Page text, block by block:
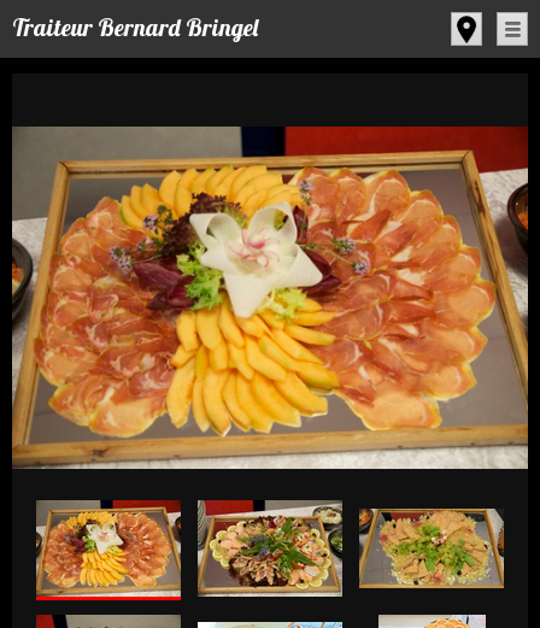
Traiteur Bernard Bringel
Panneau de gestion des cookies